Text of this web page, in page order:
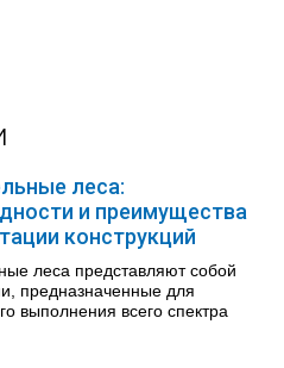
леса:
и преимущества
конструкций
леса представляют собой
предназначенные для
выполнения всего спектра